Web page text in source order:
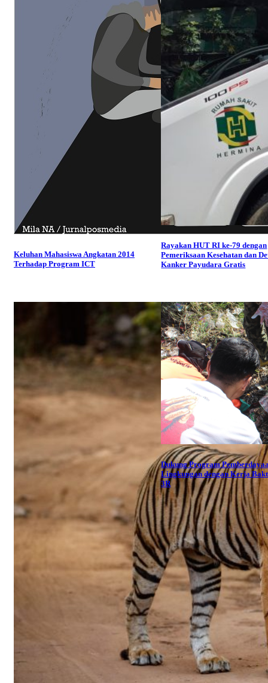
Keluhan Mahasiswa Angkatan 2014
Terhadap Program ICT
Rayakan HUT RI ke-79 dengan
Pemeriksaan Kesehatan dan
Kanker Payudara Gratis
Dukung Program
Lingkungan dengan Kerja
3R